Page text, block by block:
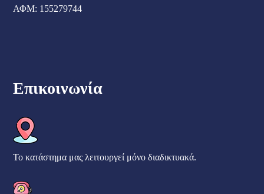
ΑΦΜ: 155279744
Επικοινωνία
Το κατάστημα μας λειτουργεί μόνο διαδικτυακά.